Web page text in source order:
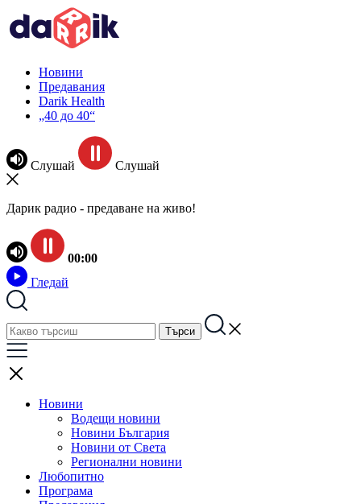
Новини
Предавания
Darik Health
„40 до 40“
Слушай Слушай
Дарик радио - предаване на живо!
00:00
Гледай
Новини
Водещи новини
Новини България
Новини от Света
Регионални новини
Любопитно
Програма